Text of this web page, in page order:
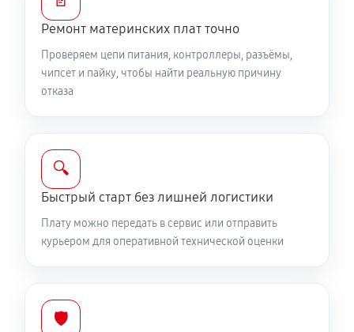
Ремонт материнских плат точно
Проверяем цепи питания, контроллеры, разъёмы,
чипсет и пайку, чтобы найти реальную причину
отказа
🔍
Быстрый старт без лишней логистики
Плату можно передать в сервис или отправить
курьером для оперативной технической оценки
🛡️